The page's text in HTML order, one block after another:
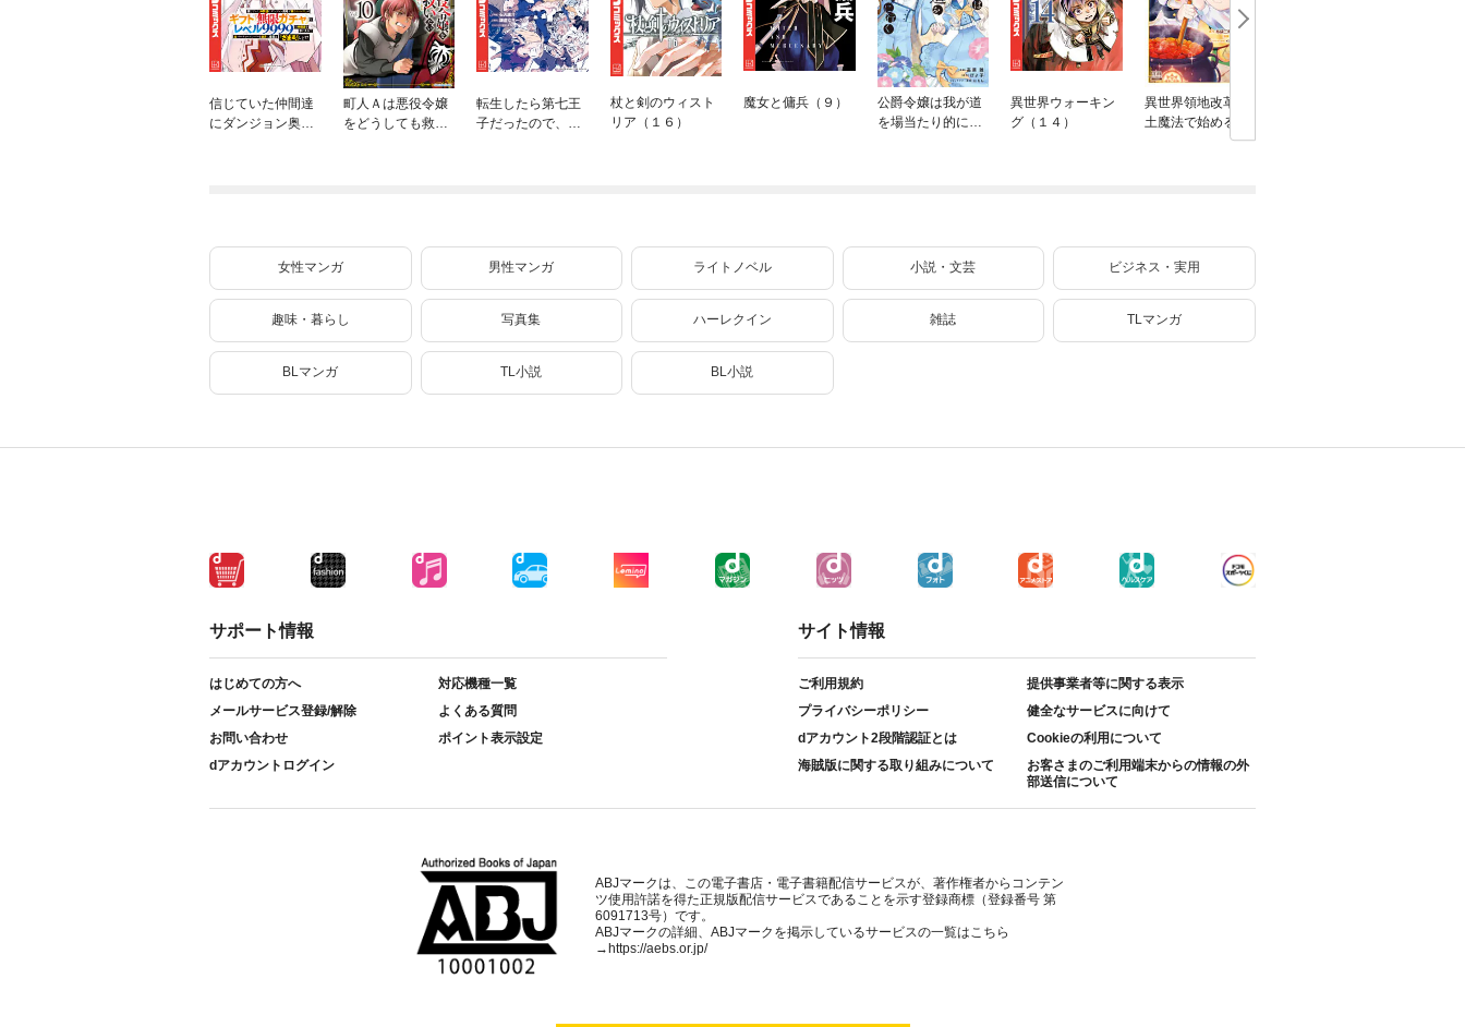
信じていた仲間達
にダンジョン奥地
界に復讐＆『ざま
（２３）
町人Ａは悪役令嬢
をどうしても救い
転生したら第七王
子だったので、気
杖と剣のウィスト
リア（１６）
魔女と傭兵（９）
公爵令嬢は我が道
を場当たり的に行
異世界ウォーキン
グ（１４）
異世界領地改革～
土魔法で始める公
共事業～ 9巻【特
女性マンガ 男性マンガ ライトノベル 小説・文芸 ビジネス・実用
趣味・暮らし 写真集 ハーレクイン 雑誌 TLマンガ
BLマンガ TL小説 BL小説
サポート情報
はじめての方へ
対応機種一覧
メールサービス登録/解除
よくある質問
お問い合わせ
ポイント表示設定
dアカウントログイン
サイト情報
ご利用規約
提供事業者等に関する表示
プライバシーポリシー
健全なサービスに向けて
dアカウント2段階認証とは
Cookieの利用について
海賊版に関する取り組みについて
お客さまのご利用端末からの情報の外
部送信について
ABJマークは、この電子書店・電子書籍配信サービスが、著作権者からコンテン
ツ使用許諾を得た正規版配信サービスであることを示す登録商標（登録番号 第
6091713号）です。
ABJマークの詳細、ABJマークを掲示しているサービスの一覧はこちら
→https://aebs.or.jp/